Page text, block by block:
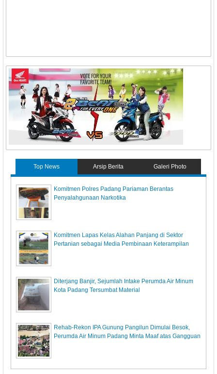
Top News Arsip Berita Galeri Photo
Komitmen Polres Padang Pariaman Berantas
Penyalahgunaan Narkotika
Komitmen Lapas Kelas Alahan Panjang di Sektor
Pertanian sebagai Media Pembinaan Keterampilan
Diterjang Banjir, Sejumlah Intake Perumda Air Minum
Kota Padang Tersumbat Material ‎
Rehab-Rekon IPA Gunung Pangilun Dimulai Besok,
Perumda Air Minum Padang Minta Maaf atas Gangguan